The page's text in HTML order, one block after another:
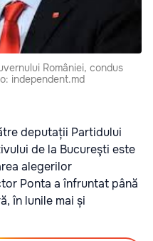
României, condus
independent.md
deputații Partidului
de la Bucureşti este
alegerilor
Ponta a înfruntat până
în lunile mai și